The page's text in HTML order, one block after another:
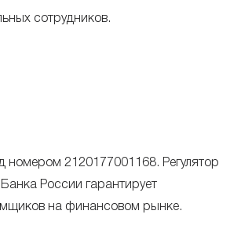
сотрудников.
2120177001168. Регулятор
России гарантирует
на финансовом рынке.